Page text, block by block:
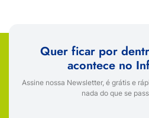
Quer ficar por
acontece no
Assine nossa Newsletter, é grátis e
nada do que se